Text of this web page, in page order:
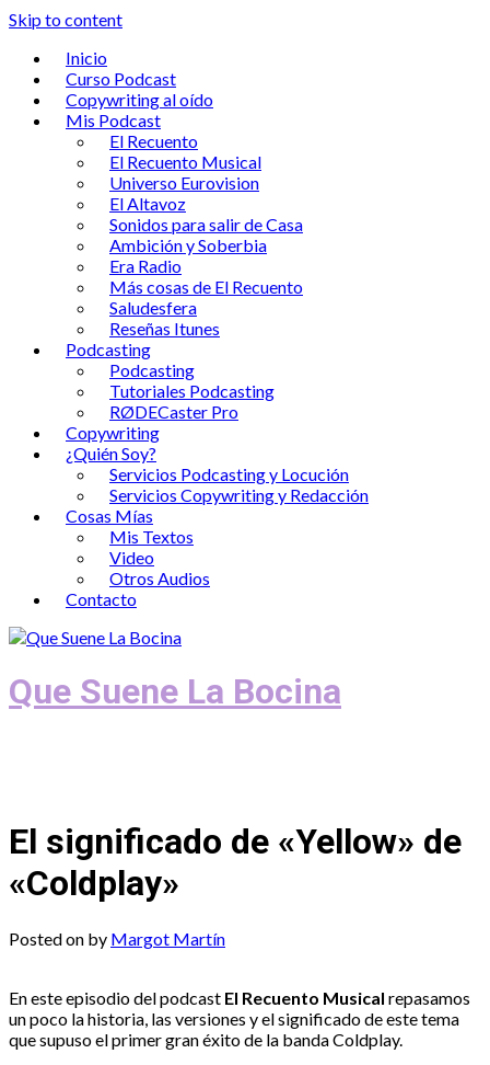
Skip to content
Inicio
Curso Podcast
Copywriting al oído
Mis Podcast
El Recuento
El Recuento Musical
Universo Eurovision
El Altavoz
Sonidos para salir de Casa
Ambición y Soberbia
Era Radio
Más cosas de El Recuento
Saludesfera
Reseñas Itunes
Podcasting
Podcasting
Tutoriales Podcasting
RØDECaster Pro
Copywriting
¿Quién Soy?
Servicios Podcasting y Locución
Servicios Copywriting y Redacción
Cosas Mías
Mis Textos
Video
Otros Audios
Contacto
Que Suene La Bocina
El significado de «Yellow» de
«Coldplay»
Posted on by Margot Martín
En este episodio del podcast El Recuento Musical repasamos
un poco la historia, las versiones y el significado de este tema
que supuso el primer gran éxito de la banda Coldplay.